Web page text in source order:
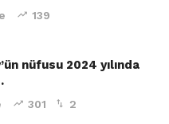
139
nüfusu 2024 yılında
301 2